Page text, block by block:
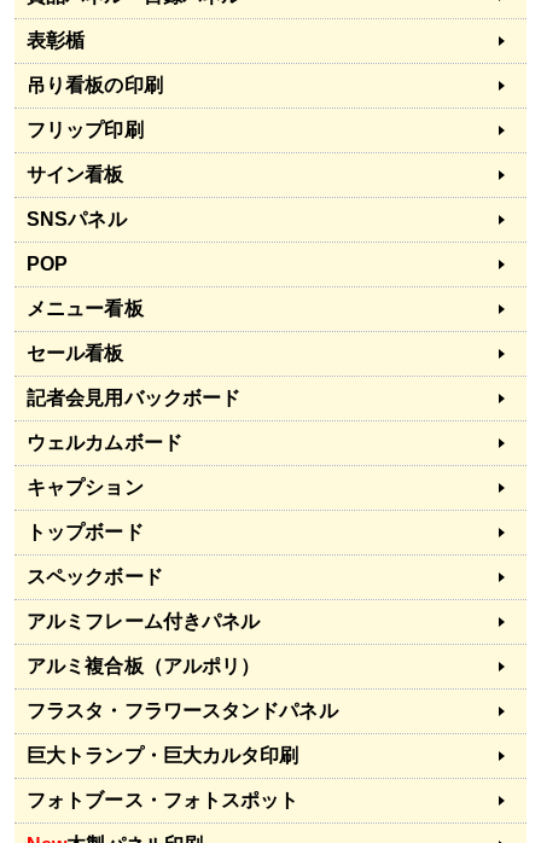
表彰楯
吊り看板の印刷
フリップ印刷
サイン看板
SNSパネル
POP
メニュー看板
セール看板
記者会見用バックボード
ウェルカムボード
キャプション
トップボード
スペックボード
アルミフレーム付きパネル
アルミ複合板（アルポリ）
フラスタ・フラワースタンドパネル
巨大トランプ・巨大カルタ印刷
フォトブース・フォトスポット